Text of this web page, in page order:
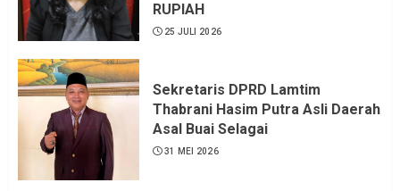
RUPIAH
25 JULI 2026
Sekretaris DPRD Lamtim
Thabrani Hasim Putra Asli Daerah
Asal Buai Selagai
31 MEI 2026